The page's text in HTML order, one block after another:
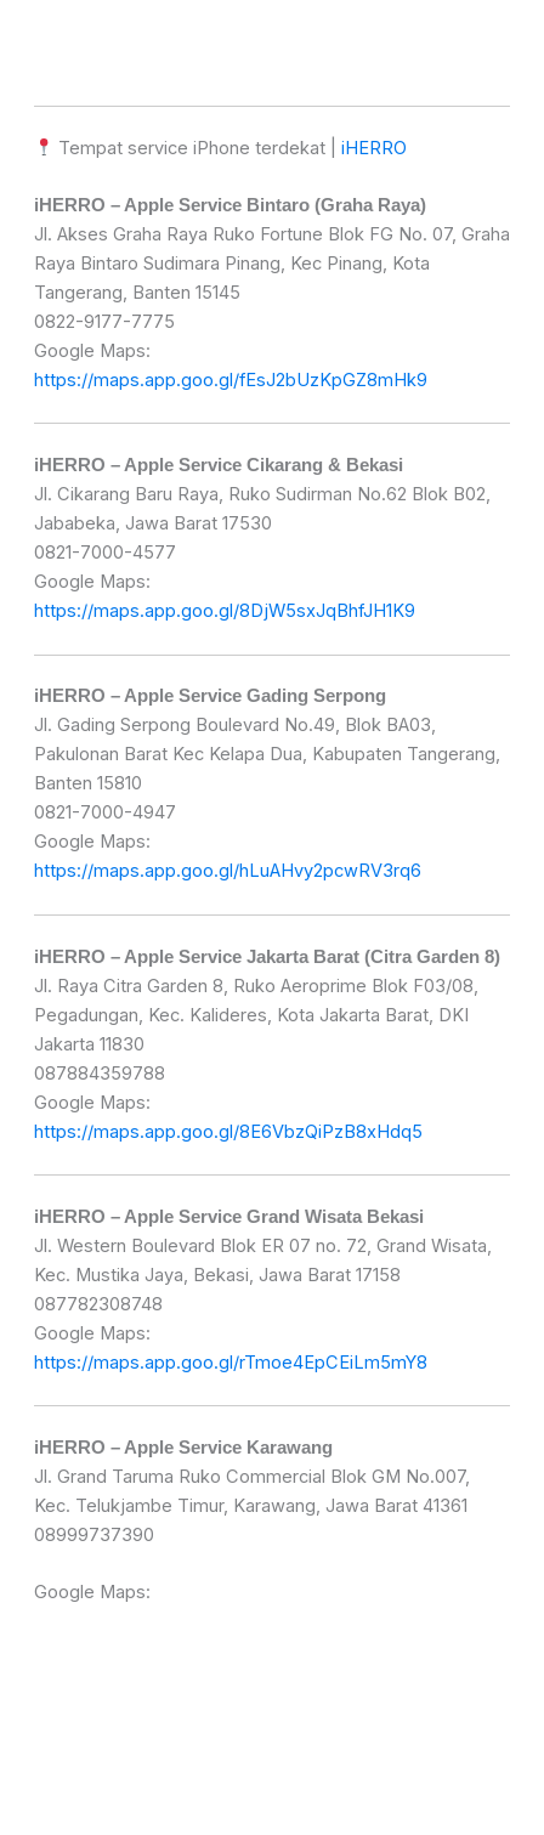
Tempat service iPhone terdekat |iHERRO
iHERRO – Apple Service Bintaro (Graha Raya)
Jl. Akses Graha Raya Ruko Fortune Blok FG No. 07, Graha
Raya Bintaro Sudimara Pinang, Kec Pinang, Kota
Tangerang, Banten 15145
0822-9177-7775
Google Maps:
https://maps.app.goo.gl/fEsJ2bUzKpGZ8mHk9
iHERRO – Apple Service Cikarang & Bekasi
Jl. Cikarang Baru Raya, Ruko Sudirman No.62 Blok B02,
Jababeka, Jawa Barat 17530
0821-7000-4577
Google Maps:
https://maps.app.goo.gl/8DjW5sxJqBhfJH1K9
iHERRO – Apple Service Gading Serpong
Jl. Gading Serpong Boulevard No.49, Blok BA03,
Pakulonan Barat Kec Kelapa Dua, Kabupaten Tangerang,
Banten 15810
0821-7000-4947
Google Maps:
https://maps.app.goo.gl/hLuAHvy2pcwRV3rq6
iHERRO – Apple Service Jakarta Barat (Citra Garden 8)
Jl. Raya Citra Garden 8, Ruko Aeroprime Blok F03/08,
Pegadungan, Kec. Kalideres, Kota Jakarta Barat, DKI
Jakarta 11830
087884359788
Google Maps:
https://maps.app.goo.gl/8E6VbzQiPzB8xHdq5
iHERRO – Apple Service Grand Wisata Bekasi
Jl. Western Boulevard Blok ER 07 no. 72, Grand Wisata,
Kec. Mustika Jaya, Bekasi, Jawa Barat 17158
087782308748
Google Maps:
https://maps.app.goo.gl/rTmoe4EpCEiLm5mY8
iHERRO – Apple Service Karawang
Jl. Grand Taruma Ruko Commercial Blok GM No.007,
Kec. Telukjambe Timur, Karawang, Jawa Barat 41361
08999737390
Google Maps: